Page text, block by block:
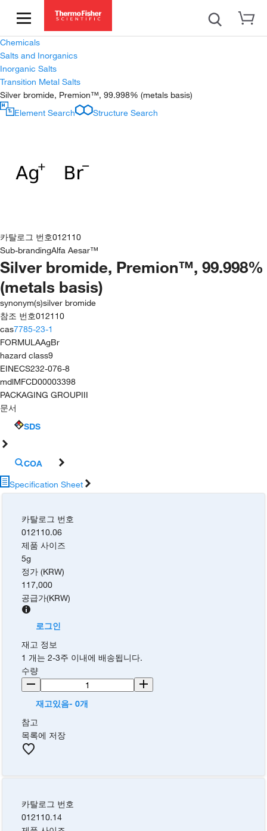
Chemicals
Salts and Inorganics
Inorganic Salts
Transition Metal Salts
Silver bromide, Premion™, 99.998% (metals basis)
Element Search
Structure Search
카탈로그 번호012110
Sub-brandingAlfa Aesar™
Silver bromide, Premion™, 99.998%
(metals basis)
synonym(s)silver bromide
참조 번호012110
cas7785-23-1
FORMULAAgBr
hazard class9
EINECS232-076-8
mdlMFCD00003398
PACKAGING GROUPIII
문서
SDS
COA
Specification Sheet
카탈로그 번호
012110.06
제품 사이즈
5g
정가 (KRW)
117,000
공급가(KRW)
로그인
재고 정보
1 개는 2-3주 이내에 배송됩니다.
수량
재고있음- 0개
참고
목록에 저장
카탈로그 번호
012110.14